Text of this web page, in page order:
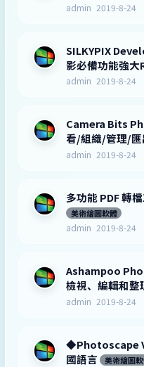
admin 2019-8-24
SILKYPIX
影必備功能強大
admin 2019-8-24
Camera Bits
看/組織/管理/匯
admin 2019-8-24
多功能 PDF 轉
美術繪圖軟體
admin 2019-8-24
Ashampoo
檢視、編輯和整
admin 2019-8-24
◆Photoscape
國語言
美術繪圖